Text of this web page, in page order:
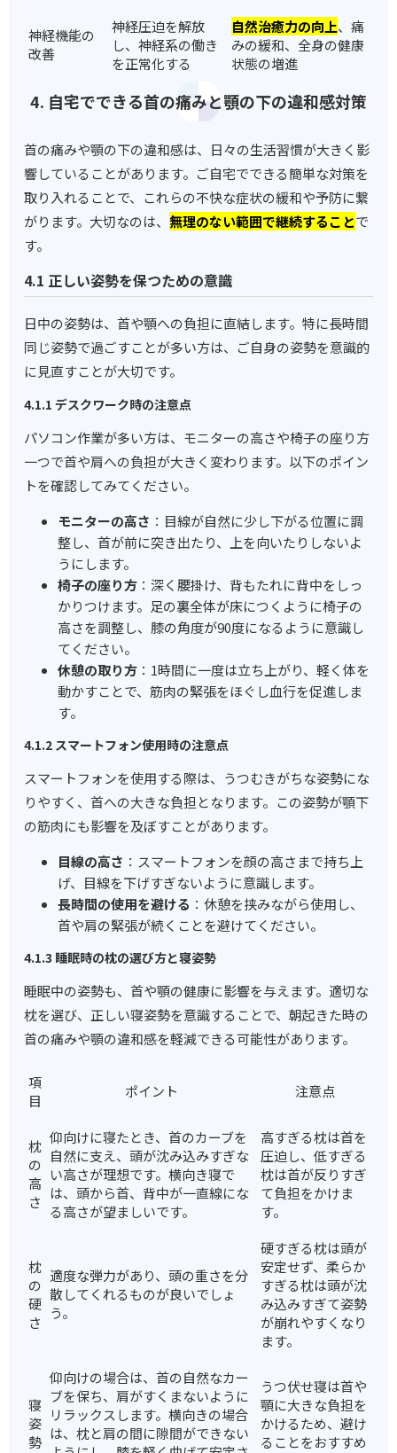
神経機能の
改善
神経圧迫を解放
し、神経系の働き
を正常化する
自然治癒力の向上、痛
みの緩和、全身の健康
状態の増進
4. 自宅でできる首の痛みと顎の下の違和感対策
首の痛みや顎の下の違和感は、日々の生活習慣が大きく影
響していることがあります。ご自宅でできる簡単な対策を
取り入れることで、これらの不快な症状の緩和や予防に繋
がります。大切なのは、無理のない範囲で継続することで
す。
4.1 正しい姿勢を保つための意識
日中の姿勢は、首や顎への負担に直結します。特に長時間
同じ姿勢で過ごすことが多い方は、ご自身の姿勢を意識的
に見直すことが大切です。
4.1.1 デスクワーク時の注意点
パソコン作業が多い方は、モニターの高さや椅子の座り方
一つで首や肩への負担が大きく変わります。以下のポイン
トを確認してみてください。
モニターの高さ ：目線が自然に少し下がる位置に調
整し、首が前に突き出たり、上を向いたりしないよ
うにします。
椅子の座り方：深く腰掛け、背もたれに背中をしっ
かりつけます。足の裏全体が床につくように椅子の
高さを調整し、膝の角度が90度になるように意識し
てください。
休憩の取り方：1時間に一度は立ち上がり、軽く体を
動かすことで、筋肉の緊張をほぐし血行を促進しま
す。
4.1.2 スマートフォン使用時の注意点
スマートフォンを使用する際は、うつむきがちな姿勢にな
りやすく、首への大きな負担となります。この姿勢が顎下
の筋肉にも影響を及ぼすことがあります。
目線の高さ ：スマートフォンを顔の高さまで持ち上
げ、目線を下げすぎないように意識します。
長時間の使用を避ける ：休憩を挟みながら使用し、
首や肩の緊張が続くことを避けてください。
4.1.3 睡眠時の枕の選び方と寝姿勢
睡眠中の姿勢も、首や顎の健康に影響を与えます。適切な
枕を選び、正しい寝姿勢を意識することで、朝起きた時の
首の痛みや顎の違和感を軽減できる可能性があります。
項
目
ポイント 注意点
枕
の
高
さ
仰向けに寝たとき、首のカーブを
自然に支え、頭が沈み込みすぎな
い高さが理想です。横向き寝で
は、頭から首、背中が一直線にな
る高さが望ましいです。
高すぎる枕は首を
圧迫し、低すぎる
枕は首が反りすぎ
て負担をかけま
す。
枕
の
硬
さ
適度な弾力があり、頭の重さを分
散してくれるものが良いでしょ
う。
硬すぎる枕は頭が
安定せず、柔らか
すぎる枕は頭が沈
み込みすぎて姿勢
が崩れやすくなり
ます。
寝
姿
勢
仰向けの場合は、首の自然なカー
ブを保ち、肩がすくまないように
リラックスします。横向きの場合
は、枕と肩の間に隙間ができない
うつ伏せ寝は首や
顎に大きな負担を
かけるため、避け
ることをおすすめ